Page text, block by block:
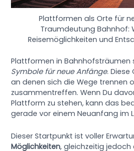
Plattformen als Orte für
Traumdeutung Bahnhof:
Reisemöglichkeiten und
Plattformen in Bahnhofsträumen
Symbole für neue Anfänge. Diese
an denen sich die Wege trennen
zusammentreffen. Wenn Du
Plattform zu stehen, kann das
gerade vor einem Neuanfang im
Dieser Startpunkt ist voller
Möglichkeiten, gleichzeitig